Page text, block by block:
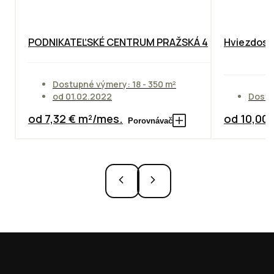
PODNIKATEĽSKÉ CENTRUM PRAŽSKÁ 4
Dostupné výmery: 18 - 350 m²
od 01.02.2022
od 7,32 € m²/mes. Porovnávač od 10,00